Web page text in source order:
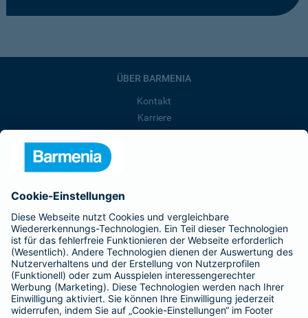
ÜBER BARMENIA
Kontakt
Karriere
Barmenia ist Teil der BarmeniaGothaer
BELIEBTE SEITEN
Kranken-Zusatzversicherung
Tierversicherungen
Haftpflichtversicherung
Hausratversicherung